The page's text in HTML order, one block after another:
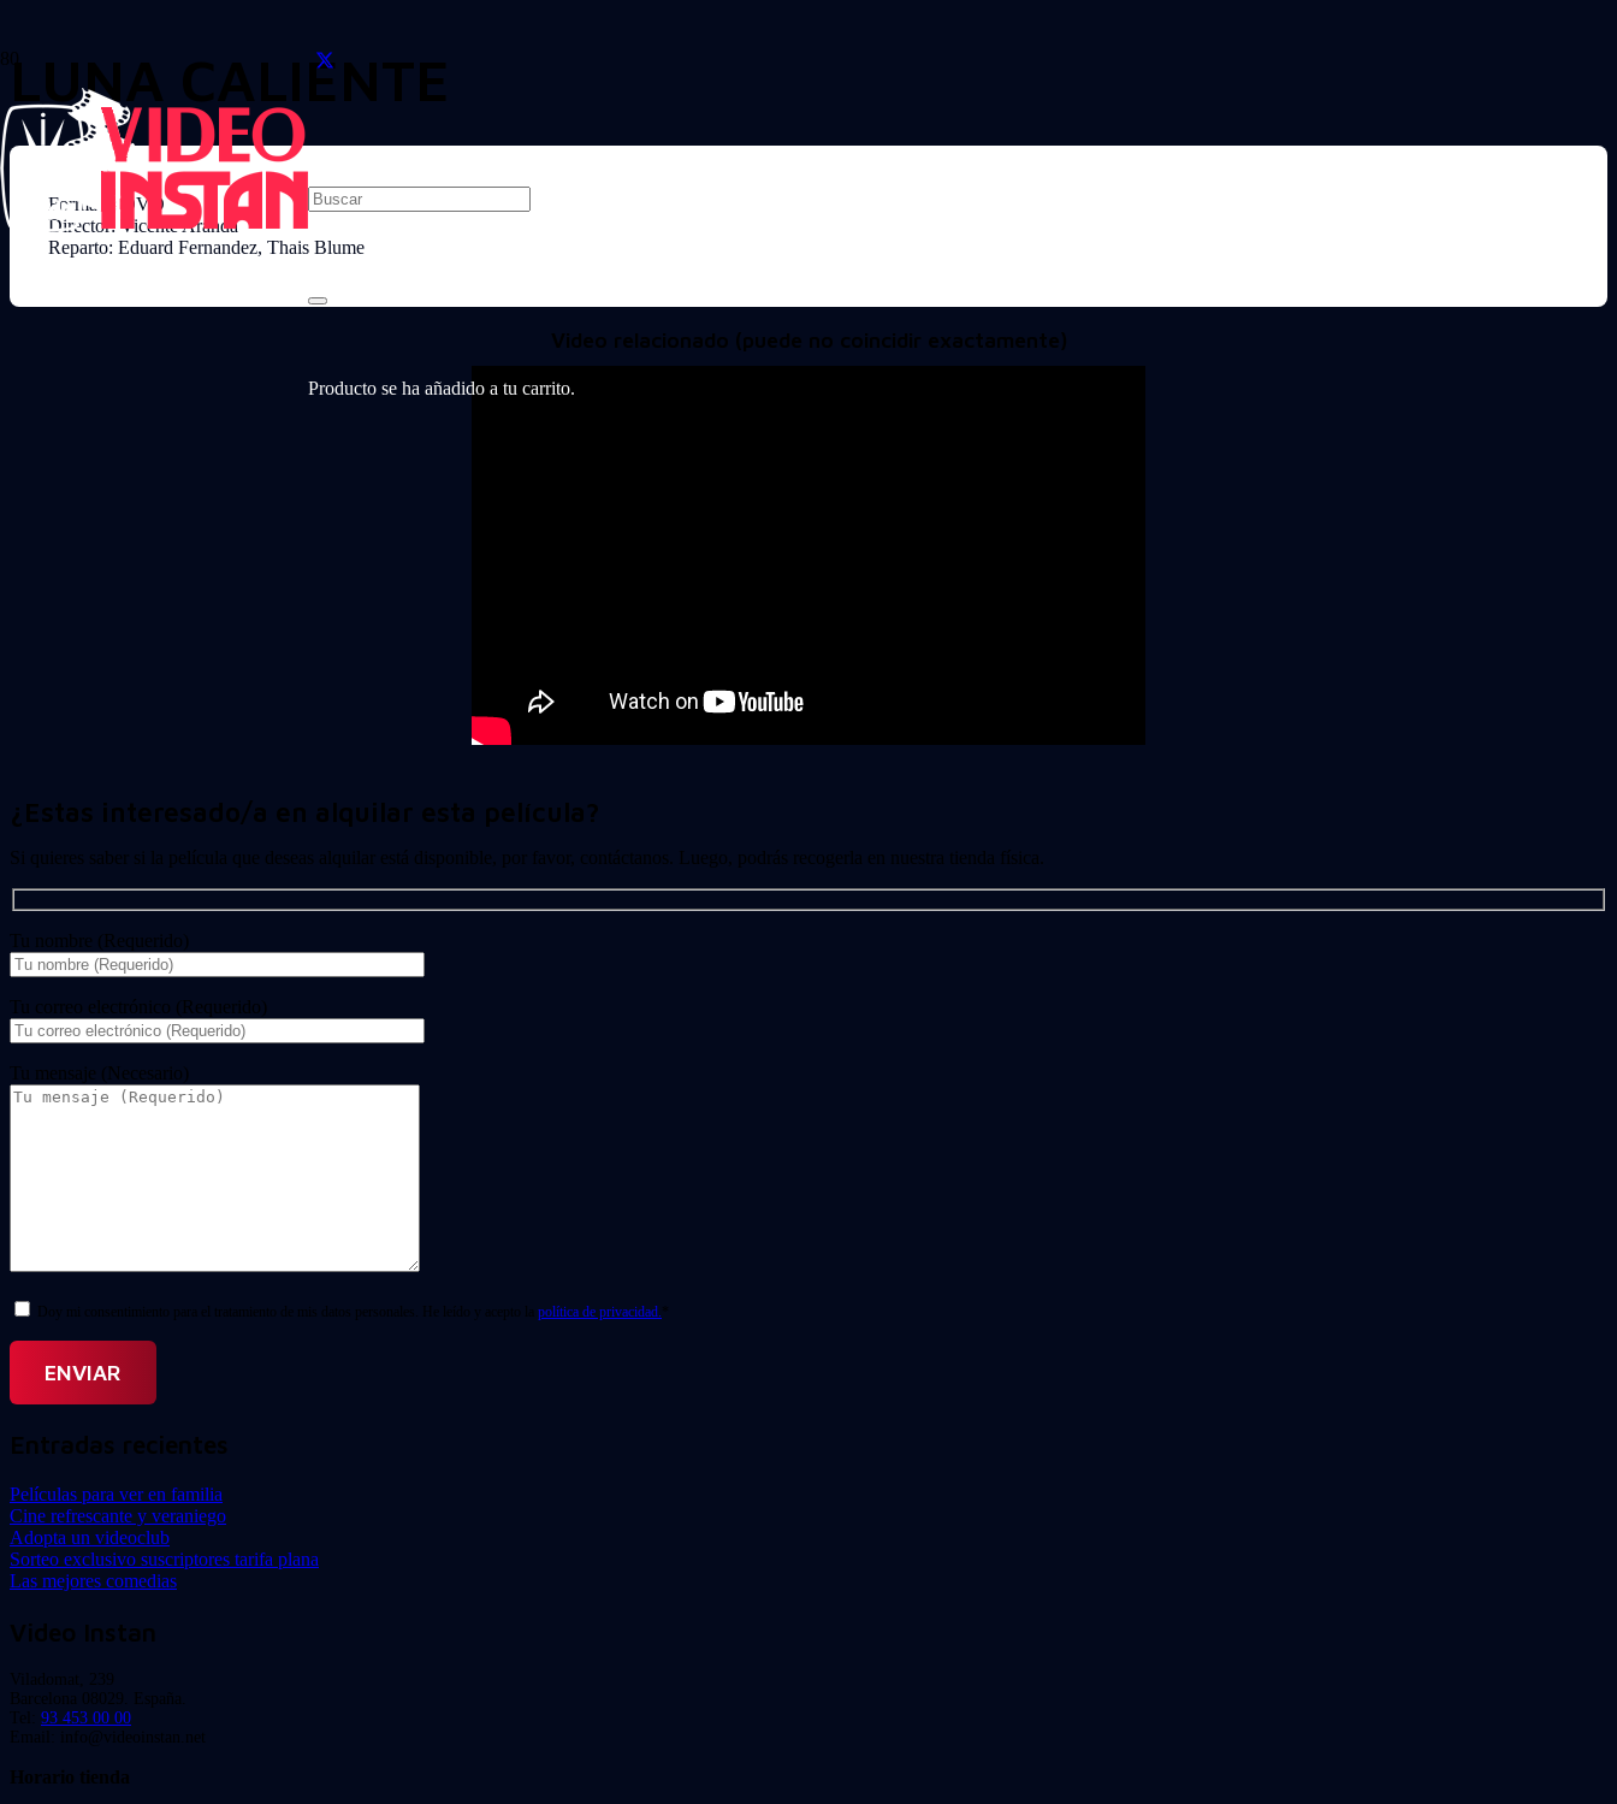
Producto se ha añadido a tu carrito.
LUNA CALIENTE
Formato: DVD
Director: Vicente Aranda
Reparto: Eduard Fernandez, Thais Blume
Video relacionado (puede no coincidir exactamente)
¿Estas interesado/a en alquilar esta película?
Si quieres saber si la película que deseas alquilar está disponible, por favor, contáctanos. Luego, podrás recogerla en nuestra tienda física.
Tu nombre (Requerido)
Tu correo electrónico (Requerido)
Tu mensaje (Necesario)
Doy mi consentimiento para el tratamiento de mis datos personales. He leído y acepto la política de privacidad. *
Entradas recientes
Películas para ver en familia
Cine refrescante y veraniego
Adopta un videoclub
Sorteo exclusivo suscriptores tarifa plana
Las mejores comedias
Video Instan
Viladomat, 239
Barcelona 08029. España.
Tel: 93 453 00 00
Email: info@videoinstan.net
Horario tienda